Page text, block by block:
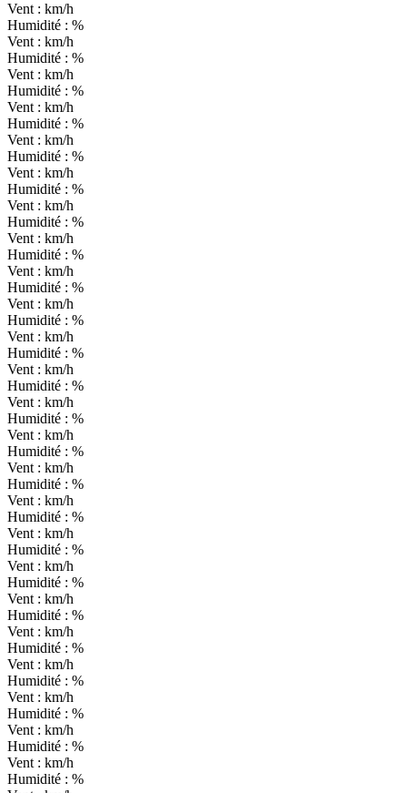
Vent : km/h
Humidité : %
Vent : km/h
Humidité : %
Vent : km/h
Humidité : %
Vent : km/h
Humidité : %
Vent : km/h
Humidité : %
Vent : km/h
Humidité : %
Vent : km/h
Humidité : %
Vent : km/h
Humidité : %
Vent : km/h
Humidité : %
Vent : km/h
Humidité : %
Vent : km/h
Humidité : %
Vent : km/h
Humidité : %
Vent : km/h
Humidité : %
Vent : km/h
Humidité : %
Vent : km/h
Humidité : %
Vent : km/h
Humidité : %
Vent : km/h
Humidité : %
Vent : km/h
Humidité : %
Vent : km/h
Humidité : %
Vent : km/h
Humidité : %
Vent : km/h
Humidité : %
Vent : km/h
Humidité : %
Vent : km/h
Humidité : %
Vent : km/h
Humidité : %